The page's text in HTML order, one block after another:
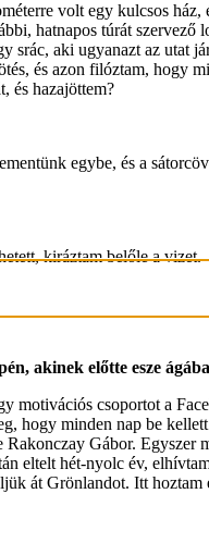
volt egy kulcsos
hatnapos túrát
aki ugyanazt az utat
és azon filóztam,
és hazajöttem?
egybe, és a
kiráztam belőle a vizet.
akinek előtte esze
csoportot a
hogy minden nap be
Gábor.
eltelt hét-nyolc év,
át Grönlandot. Itt